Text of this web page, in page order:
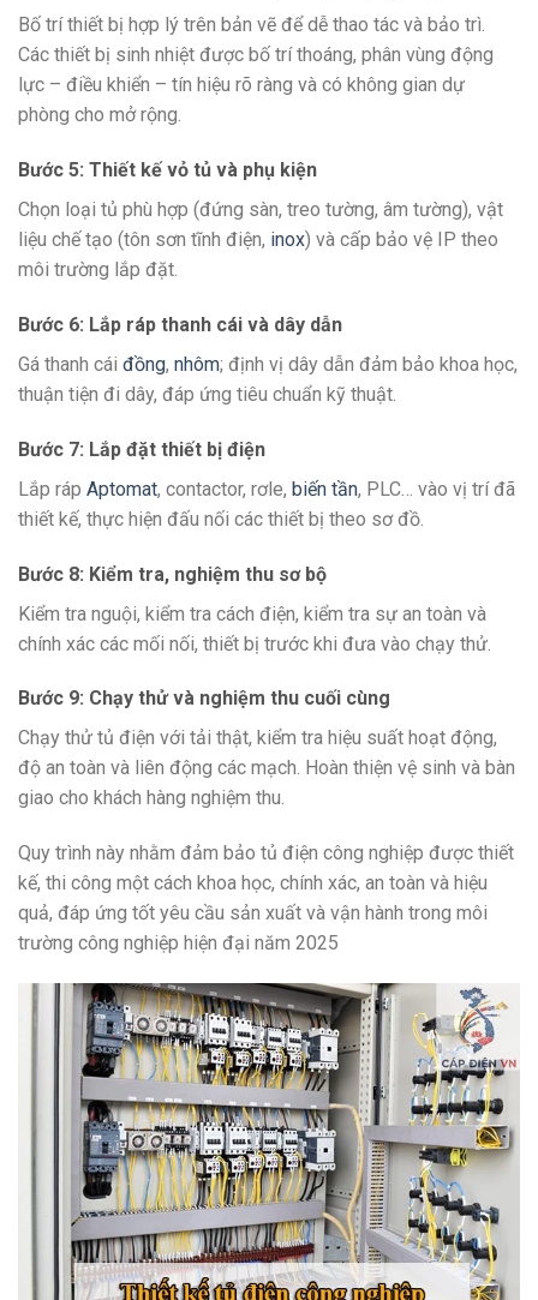
Bố trí thiết bị hợp lý trên bản vẽ để dễ thao tác và bảo trì.
Các thiết bị sinh nhiệt được bố trí thoáng, phân vùng động
lực – điều khiển – tín hiệu rõ ràng và có không gian dự
phòng cho mở rộng.
Bước 5: Thiết kế vỏ tủ và phụ kiện
Chọn loại tủ phù hợp (đứng sàn, treo tường, âm tường), vật
liệu chế tạo (tôn sơn tĩnh điện, inox) và cấp bảo vệ IP theo
môi trường lắp đặt.
Bước 6: Lắp ráp thanh cái và dây dẫn
Gá thanh cái đồng, nhôm; định vị dây dẫn đảm bảo khoa học,
thuận tiện đi dây, đáp ứng tiêu chuẩn kỹ thuật.
Bước 7: Lắp đặt thiết bị điện
Lắp ráp Aptomat, contactor, rơle, biến tần, PLC… vào vị trí đã
thiết kế, thực hiện đấu nối các thiết bị theo sơ đồ.
Bước 8: Kiểm tra, nghiệm thu sơ bộ
Kiểm tra nguội, kiểm tra cách điện, kiểm tra sự an toàn và
chính xác các mối nối, thiết bị trước khi đưa vào chạy thử.
Bước 9: Chạy thử và nghiệm thu cuối cùng
Chạy thử tủ điện với tải thật, kiểm tra hiệu suất hoạt động,
độ an toàn và liên động các mạch. Hoàn thiện vệ sinh và bàn
giao cho khách hàng nghiệm thu.
Quy trình này nhằm đảm bảo tủ điện công nghiệp được thiết
kế, thi công một cách khoa học, chính xác, an toàn và hiệu
quả, đáp ứng tốt yêu cầu sản xuất và vận hành trong môi
trường công nghiệp hiện đại năm 2025